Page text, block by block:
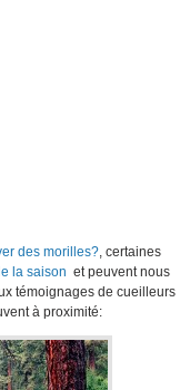
des morilles?, certaines
la saison et peuvent nous
témoignages de cueilleurs
à proximité: